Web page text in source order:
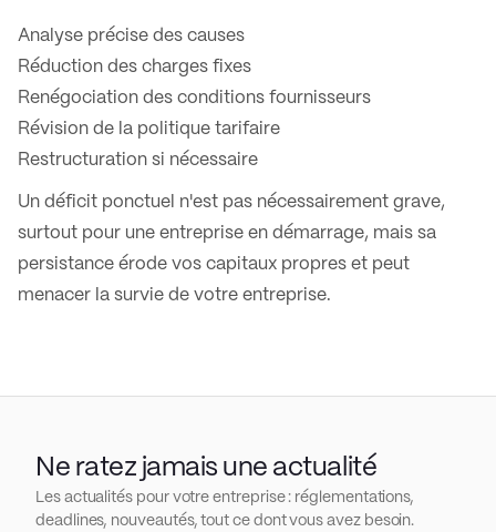
Analyse précise des causes
Réduction des charges fixes
Renégociation des conditions fournisseurs
Révision de la politique tarifaire
Restructuration si nécessaire
Un déficit ponctuel n'est pas nécessairement grave,
surtout pour une entreprise en démarrage, mais sa
persistance érode vos capitaux propres et peut
menacer la survie de votre entreprise.
Ne ratez jamais une actualité
Les actualités pour votre entreprise : réglementations,
deadlines, nouveautés, tout ce dont vous avez besoin.